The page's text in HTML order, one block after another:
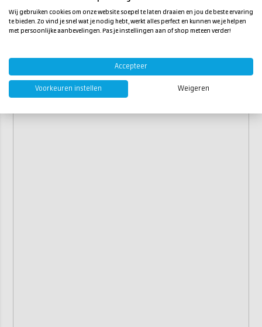
Wij gebruiken cookies om onze website soepel te laten draaien en jou de beste ervaring
te bieden. Zo vind je snel wat je nodig hebt, werkt alles perfect en kunnen we je helpen
met persoonlijke aanbevelingen. Pas je instellingen aan of shop meteen verder!
Accepteer
Voorkeuren instellen Weigeren